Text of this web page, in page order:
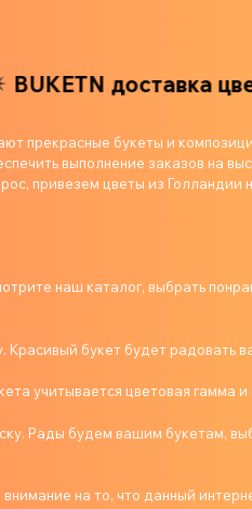
доставка
прекрасные букеты и
выполнение заказов на
привезем цветы из Голландии
наш каталог, выбрать
букет будет радовать
учитывается цветовая гамма
Рады будем вашим букетам,
на то, что данный